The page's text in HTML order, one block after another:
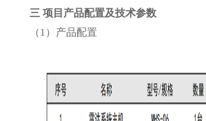
三 项目产品配置及技术参数
（1）产品配置